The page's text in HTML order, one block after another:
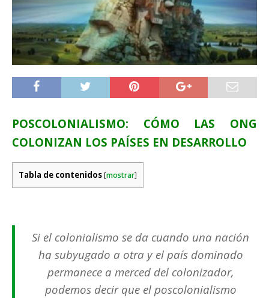
POSCOLONIALISMO: CÓMO LAS ONG
COLONIZAN LOS PAÍSES EN DESARROLLO
Tabla de contenidos [mostrar]
Si el colonialismo se da cuando una nación
ha subyugado a otra y el país dominado
permanece a merced del colonizador,
podemos decir que el poscolonialismo